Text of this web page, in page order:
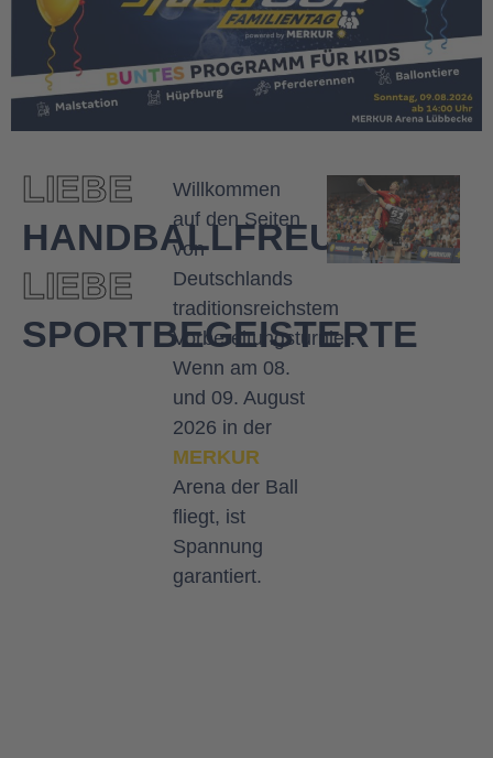
LIEBE
HANDBALLFREUNDE
LIEBE
SPORTBEGEISTERTE
Willkommen
auf den Seiten
von
Deutschlands
traditionsreichstem
Vorbereitungsturnier.
Wenn am 08.
und 09. August
2026 in der
MERKUR
Arena der Ball
fliegt, ist
Spannung
garantiert.